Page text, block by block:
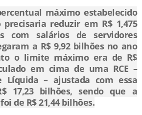
máximo estabelecido
precisaria reduzir em R$ 1,475
com salários de servidores
a R$ 9,92 bilhões no ano
o limite máximo era de R$
em cima de uma RCE –
Líquida – ajustada com essa
17,23 bilhões, sendo que a
de R$ 21,44 bilhões.